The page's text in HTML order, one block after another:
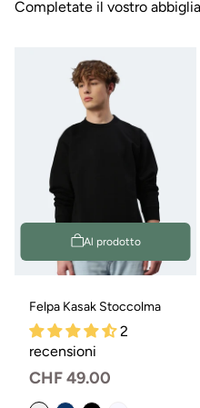
Completate il vostro
Al prodotto
Felpa Kasak Stoccolma
2
recensioni
Prezzo
normale
CHF 49.00